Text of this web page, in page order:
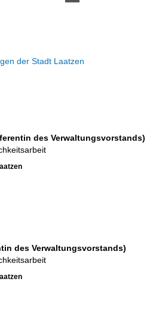
der Stadt Laatzen
des Verwaltungsvorstands)
des Verwaltungsvorstands)